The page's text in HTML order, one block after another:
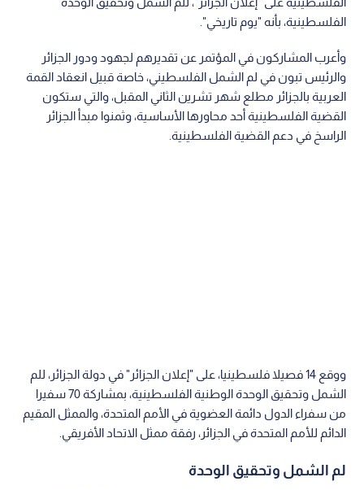
الفلسطينية، بأنه "يوم تاريخي".
وأعرب المشاركون في المؤتمر عن تقديرهم لجهود ودور الجزائر
والرئيس تبون في لم الشمل الفلسطيني، خاصة قبيل انعقاد القمة
العربية بالجزائر مطلع شهر تشرين الثاني المقبل، والتي ستكون
القضية الفلسطينية أحد محاورها الأساسية، وثمنوا مبدأ الجزائر
الراسخ في دعم القضية الفلسطينية.
ووقع 14 فصيلا فلسطينيا، على "إعلان الجزائر" في دولة الجزائر، للم
الشمل وتحقيق الوحدة الوطنية الفلسطينية، بمشاركة 70 سفيرا
من سفراء الدول دائمة العضوية في الأمم المتحدة، والممثل المقيم
الدائم للأمم المتحدة في الجزائر، رفقة ممثل الاتحاد الأفريقي.
لم الشمل وتحقيق الوحدة